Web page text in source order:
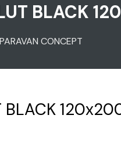
BLACK
PARAVAN CONCEPT
BLACK